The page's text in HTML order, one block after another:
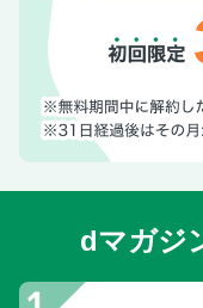
dマガジ